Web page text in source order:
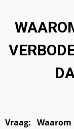
OKTOBER
Vraag: